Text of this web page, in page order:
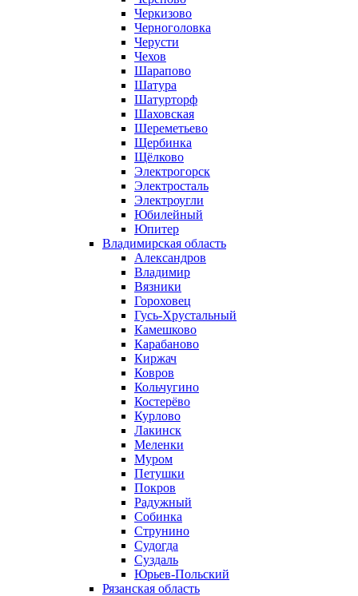
Черкизово
Черноголовка
Черусти
Чехов
Шарапово
Шатура
Шатурторф
Шаховская
Шереметьево
Щербинка
Щёлково
Электрогорск
Электросталь
Электроугли
Юбилейный
Юпитер
Владимирская область
Александров
Владимир
Вязники
Гороховец
Гусь-Хрустальный
Камешково
Карабаново
Киржач
Ковров
Кольчугино
Костерёво
Курлово
Лакинск
Меленки
Муром
Петушки
Покров
Радужный
Собинка
Струнино
Судогда
Суздаль
Юрьев-Польский
Рязанская область